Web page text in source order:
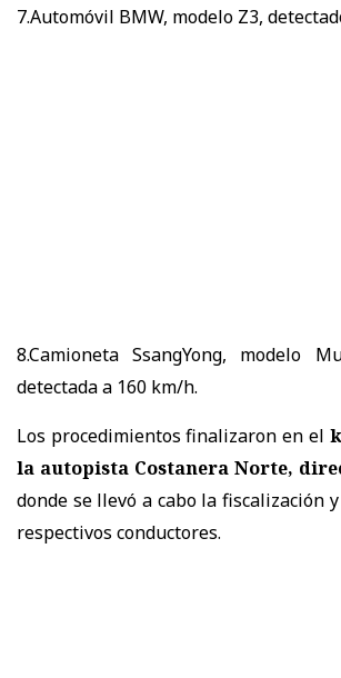
7.Automóvil BMW, modelo Z3,
8.Camioneta SsangYong, modelo
detectada a 160 km/h.
Los procedimientos finalizaron en el
la autopista Costanera Norte,
donde se llevó a cabo la fiscalización
respectivos conductores.